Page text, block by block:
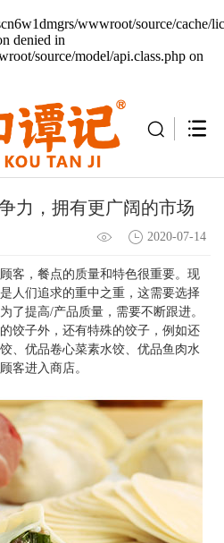
wwwroot/source/cache/
denied in
source/model/api.class.php on
力，拥有更广阔的市场
2020-07-14
客，餐点的质量和特色很重要。现
人们追求的重中之重，这需要选择
了提高/产品质量，需要不断跟进。
饺子外，还有特殊的饺子，例如还
、优品卷心菜素水饺、优品鱼肉水
客进入商店。